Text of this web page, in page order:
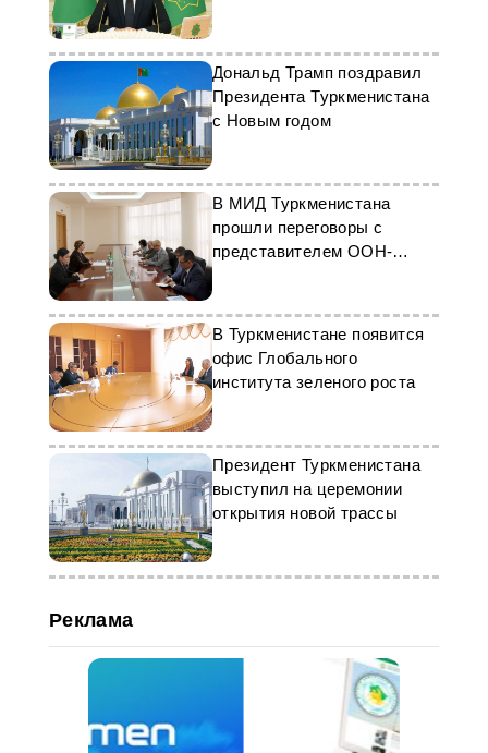
Дональд Трамп поздравил
Президента Туркменистана
с Новым годом
В МИД Туркменистана
прошли переговоры с
представителем ООН-
Хабитат
В Туркменистане появится
офис Глобального
института зеленого роста
Президент Туркменистана
выступил на церемонии
открытия новой трассы
Реклама